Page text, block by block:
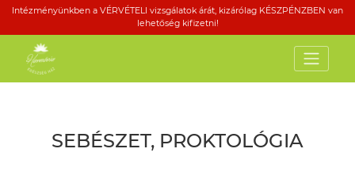
Intézményünkben a VÉRVÉTELI vizsgálatok árát, kizárólag KÉSZPÉNZBEN van
lehetőség kifizetni!
SEBÉSZET, PROKTOLÓGIA